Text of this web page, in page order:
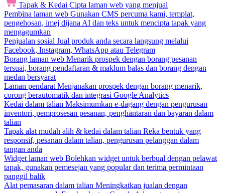
Tapak & Kedai Cipta laman web yang menjual
Pembina laman web Gunakan CMS percuma kami, templat,
pengehosan, imej dijana AI dan teks untuk mencipta tapak yang
mengagumkan
Penjualan sosial Jual produk anda secara langsung melalui
Facebook, Instagram, WhatsApp atau Telegram
Borang laman web Menarik prospek dengan borang pesanan
tersuai, borang pendaftaran & maklum balas dan borang dengan
medan bersyarat
Laman pendarat Menjanakan prospek dengan borang menarik,
corong berautomatik dan integrasi Google Analytics
Kedai dalam talian Maksimumkan e-dagang dengan pengurusan
inventori, pemprosesan pesanan, penghantaran dan bayaran dalam
talian
Tapak alat mudah alih & kedai dalam talian Reka bentuk yang
responsif, pesanan dalam talian, pengurusan pelanggan dalam
tangan anda
Widget laman web Bolehkan widget untuk berbual dengan pelawat
tapak, gunakan pemesejan yang popular dan terima permintaan
panggil balik
Alat pemasaran dalam talian Meningkatkan jualan dengan